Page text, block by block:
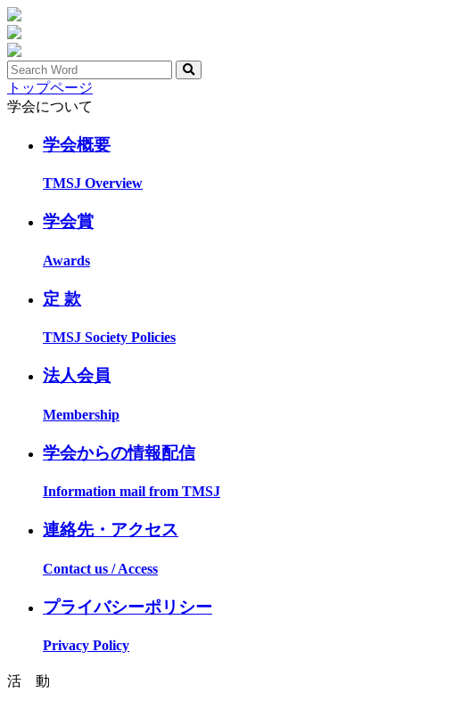
トップページ
学会について
学会概要
TMSJ Overview
学会賞
Awards
定 款
TMSJ Society Policies
法人会員
Membership
学会からの情報配信
Information mail from TMSJ
連絡先・アクセス
Contact us / Access
プライバシーポリシー
Privacy Policy
活 動